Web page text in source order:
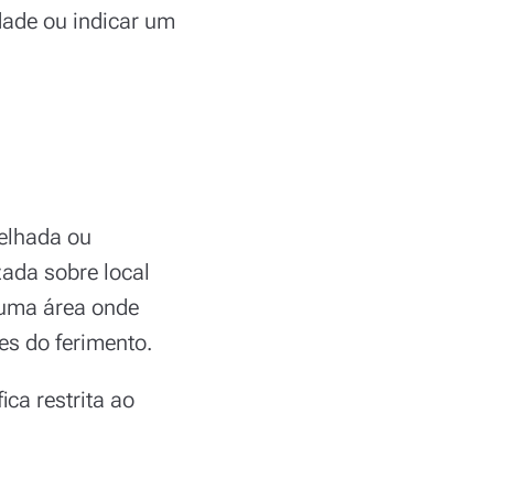
ou indicar um
ou
sobre local
área onde
do ferimento.
restrita ao